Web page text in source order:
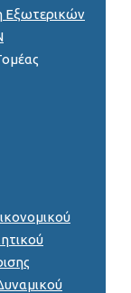
Εξωτερικών